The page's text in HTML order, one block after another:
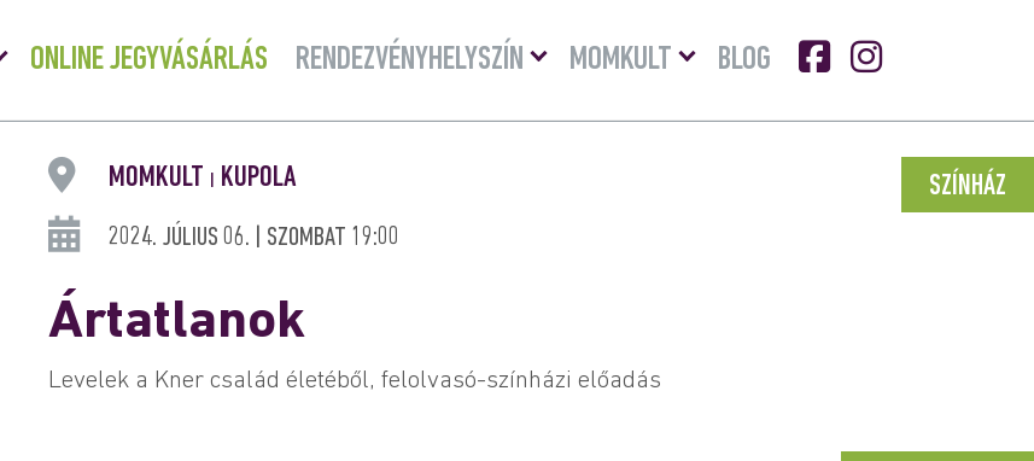
Menü
lenyitása
ONLINE JEGYVÁSÁRLÁS RENDEZVÉNYHELYSZÍN
Menü
lenyitásaMOMKULT
Menü
lenyitása
BLOG
SZÍNHÁZ
MOMKULT KUPOLA
2024. JÚLIUS 06. | SZOMBAT 19:00
Ártatlanok
Levelek a Kner család életéből, felolvasó-színházi előadás